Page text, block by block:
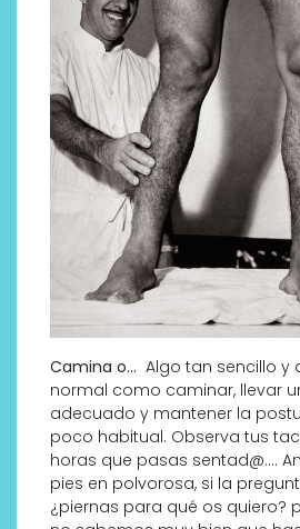
Camina o… Algo tan sencillo y
normal como caminar, llevar
adecuado y mantener la
poco habitual. Observa tus
horas que pasas sentad@….
pies en polvorosa, si la
¿piernas para qué os quiero?